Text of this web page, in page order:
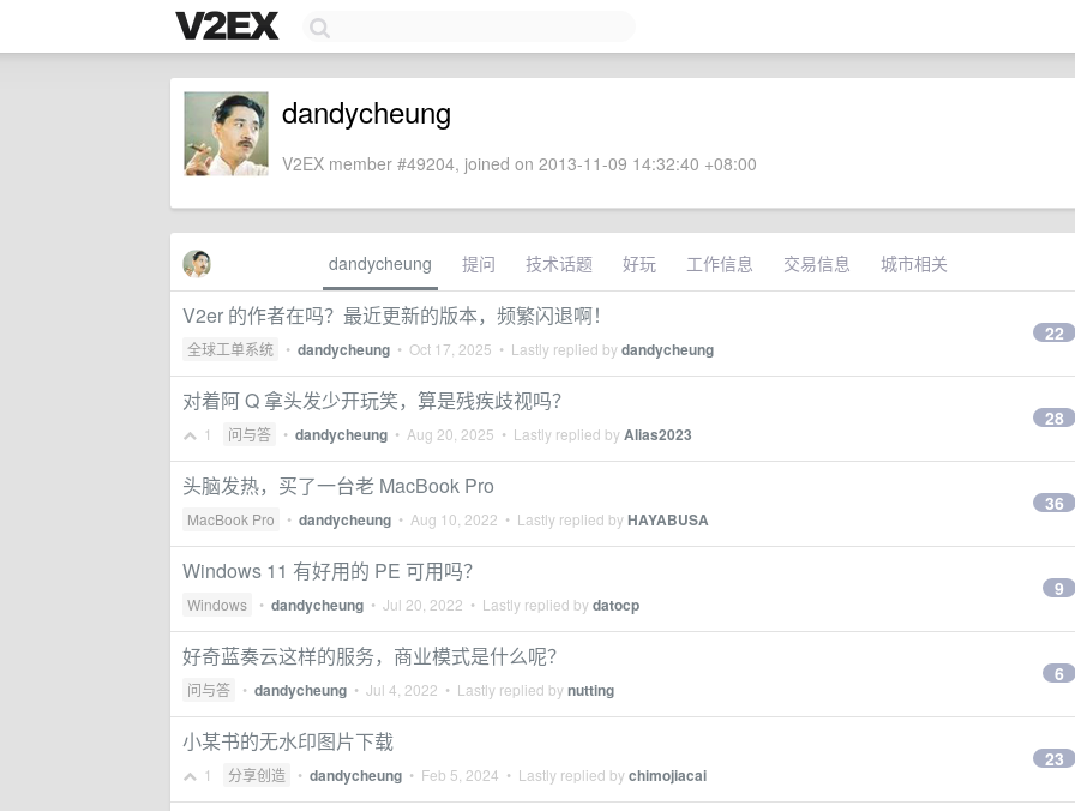
dandycheung
V2EX member #49204, joined on 2013-11-09 14:32:40 +08:00
dandycheung 提问 技术话题 好玩 工作信息 交易信息 城市相关
V2er 的作者在吗？最近更新的版本，频繁闪退啊！
全球工单系统 • dandycheung • Oct 17, 2025 • Lastly replied bydandycheung
22
对着阿 Q 拿头发少开玩笑，算是残疾歧视吗？
1 问与答 • dandycheung • Aug 20, 2025 • Lastly replied byAlias2023
28
头脑发热，买了一台老 MacBook Pro
MacBook Pro • dandycheung • Aug 10, 2022 • Lastly replied byHAYABUSA
36
Windows 11 有好用的 PE 可用吗？
Windows • dandycheung • Jul 20, 2022 • Lastly replied bydatocp
9
好奇蓝奏云这样的服务，商业模式是什么呢？
问与答 • dandycheung • Jul 4, 2022 • Lastly replied bynutting
6
小某书的无水印图片下载
1 分享创造 • dandycheung • Feb 5, 2024 • Lastly replied bychimojiacai
23